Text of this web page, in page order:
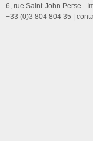
6, rue Saint-John Perse -
+33 (0)3 804 804 35 |